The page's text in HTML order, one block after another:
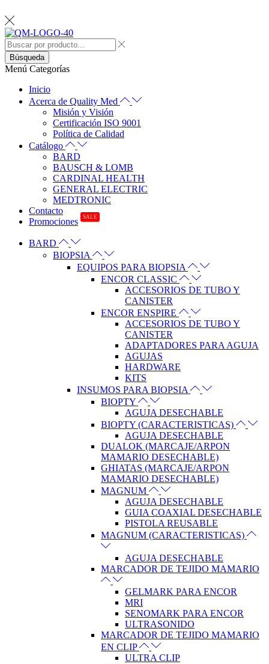
Búsqueda
Menú Categorías
Inicio
Acerca de Quality Med
Misión y Visión
Certificación ISO 9001
Política de Calidad
Catálogo
BARD
BAUSCH & LOMB
CARDINAL HEALTH
GENERAL ELECTRIC
MEDTRONIC
Contacto
Promociones
SALE
BARD
BIOPSIA
EQUIPOS PARA BIOPSIA
ENCOR CLASSIC
ACCESORIOS DE TUBO Y
CANISTER
ENCOR ENSPIRE
ACCESORIOS DE TUBO Y
CANISTER
ADAPTADORES PARA AGUJA
AGUJAS
HARDWARE
KITS
INSUMOS PARA BIOPSIA
BIOPTY
AGUJA DESECHABLE
BIOPTY (CARACTERISTICAS)
AGUJA DESECHABLE
DUALOK (MARCAJE/ARPON
MAMARIO DESECHABLE)
GHIATAS (MARCAJE/ARPON
MAMARIO DESECHABLE)
MAGNUM
AGUJA DESECHABLE
GUIA COAXIAL DESECHABLE
PISTOLA REUSABLE
MAGNUM (CARACTERISTICAS)
AGUJA DESECHABLE
MARCADOR DE TEJIDO MAMARIO
GELMARK PARA ENCOR
MRI
SENOMARK PARA ENCOR
ULTRASONIDO
MARCADOR DE TEJIDO MAMARIO
EN CLIP
ULTRA CLIP